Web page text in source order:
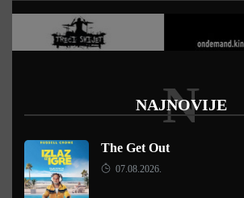
NAJNOVIJE
N
The Get Out
07.08.2026.